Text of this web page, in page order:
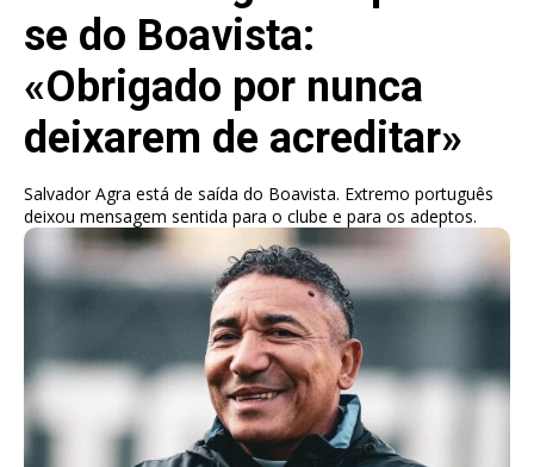
se do Boavista:
«Obrigado por nunca
deixarem de acreditar»
Salvador Agra está de saída do Boavista. Extremo português
deixou mensagem sentida para o clube e para os adeptos.